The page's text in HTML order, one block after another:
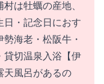
は牡蠣の産地、
日・記念日におす
海老・松阪牛・
貸切温泉入浴【伊
天風呂があるの